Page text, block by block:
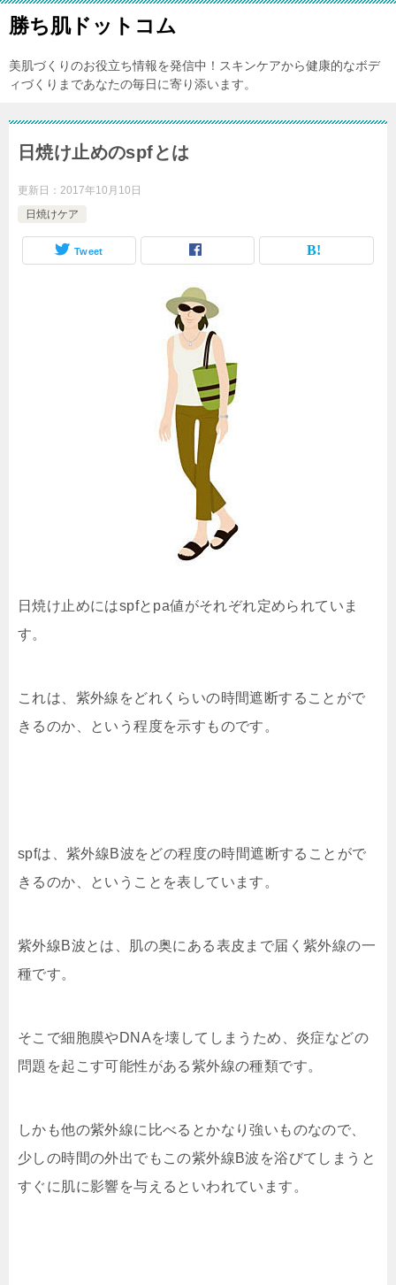
勝ち肌ドットコム
美肌づくりのお役立ち情報を発信中！スキンケアから健康的なボデ
ィづくりまであなたの毎日に寄り添います。
日焼け止めのspfとは
更新日： 2017年10月10日
日焼けケア
Tweet
日焼け止めにはspfとpa値がそれぞれ定められていま
す。
これは、紫外線をどれくらいの時間遮断することがで
きるのか、という程度を示すものです。
spfは、紫外線B波をどの程度の時間遮断することがで
きるのか、ということを表しています。
紫外線B波とは、肌の奥にある表皮まで届く紫外線の一
種です。
そこで細胞膜やDNAを壊してしまうため、炎症などの
問題を起こす可能性がある紫外線の種類です。
しかも他の紫外線に比べるとかなり強いものなので、
少しの時間の外出でもこの紫外線B波を浴びてしまうと
すぐに肌に影響を与えるといわれています。